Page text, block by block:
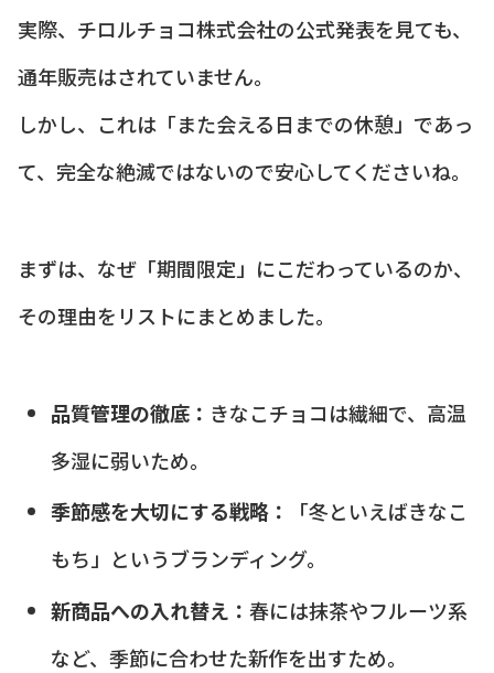
実際、チロルチョコ株式会社の公式発表を見ても、
通年販売はされていません。
しかし、これは「また会える日までの休憩」であっ
て、完全な絶滅ではないので安心してくださいね。
まずは、なぜ「期間限定」にこだわっているのか、
その理由をリストにまとめました。
品質管理の徹底： きなこチョコは繊細で、高温
多湿に弱いため。
季節感を大切にする戦略：
「冬といえばきなこ
もち」というブランディング。
新商品への入れ替え： 春には抹茶やフルーツ系
など、季節に合わせた新作を出すため。